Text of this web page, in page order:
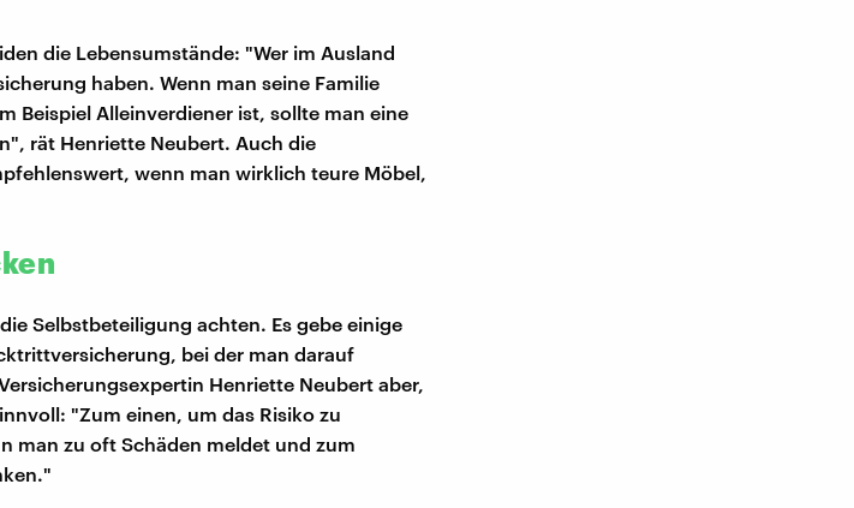
die Lebensumstände: "Wer im Ausland
haben. Wenn man seine Familie
Beispiel Alleinverdiener ist, sollte man eine
rät Henriette Neubert. Auch die
wenn man wirklich teure Möbel,
Selbstbeteiligung achten. Es gebe einige
bei der man darauf
Henriette Neubert aber,
"Zum einen, um das Risiko zu
man zu oft Schäden meldet und zum